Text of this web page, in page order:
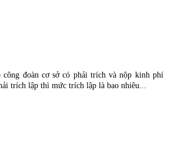
công đoàn cơ sở có phải trích và nộp kinh phí
trích lập thì mức trích lập là bao nhiêu...